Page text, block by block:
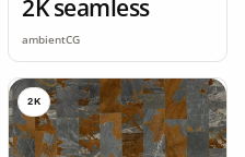
2K seamless
ambientCG
2K